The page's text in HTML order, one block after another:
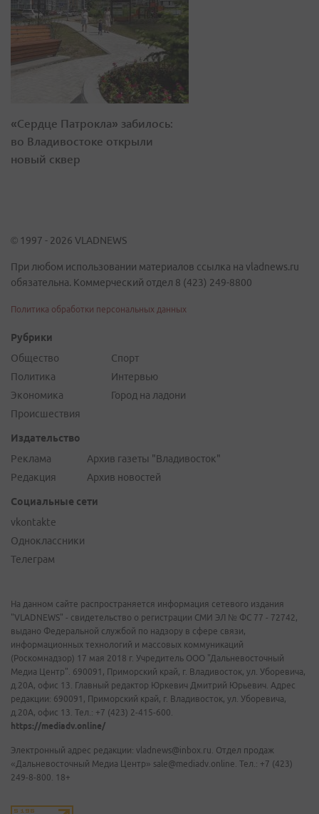
«Сердце Патрокла» забилось:
во Владивостоке открыли
новый сквер
© 1997 - 2026 VLADNEWS
При любом использовании материалов ссылка на vladnews.ru
обязательна. Коммерческий отдел 8 (423) 249-8800
Политика обработки персональных данных
Рубрики
Общество
Политика
Экономика
Происшествия
Спорт
Интервью
Город на ладони
Издательство
Реклама
Редакция
Архив газеты "Владивосток"
Архив новостей
Социальные сети
vkontakte
Одноклассники
Телеграм
На данном сайте распространяется информация сетевого издания
"VLADNEWS" - свидетельство о регистрации СМИ ЭЛ № ФС 77 - 72742,
выдано Федеральной службой по надзору в сфере связи,
информационных технологий и массовых коммуникаций
(Роскомнадзор) 17 мая 2018 г. Учредитель ООО "Дальневосточный
Медиа Центр". 690091, Приморский край, г. Владивосток, ул. Уборевича,
д.20А, офис 13. Главный редактор Юркевич Дмитрий Юрьевич. Адрес
редакции: 690091, Приморский край, г. Владивосток, ул. Уборевича,
д.20А, офис 13. Тел.: +7 (423) 2-415-600.
https://mediadv.online/
Электронный адрес редакции: vladnews@inbox.ru. Отдел продаж
«Дальневосточный Медиа Центр» sale@mediadv.online. Тел.: +7 (423)
249-8-800. 18+